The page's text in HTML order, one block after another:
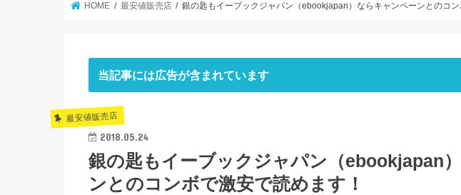
HOME 最安値販売店 銀の匙もイーブックジャパン（ebookjapan）ならキャンペーンとのコン
当記事には広告が含まれています
最安値販売店
2018.05.24
銀の匙もイーブックジャパン（ebookjapan
ンとのコンボで激安で読めます！